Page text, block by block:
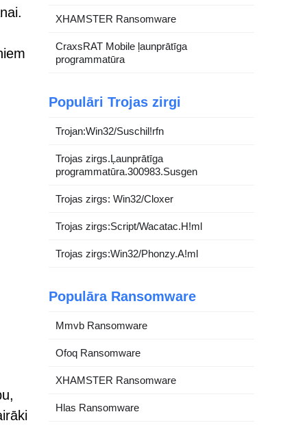
XHAMSTER Ransomware
CraxsRAT Mobile ļaunprātīga
programmatūra
Populāri Trojas zirgi
Trojan:Win32/Suschil!rfn
Trojas zirgs.Ļaunprātīga
programmatūra.300983.Susgen
Trojas zirgs: Win32/Cloxer
Trojas zirgs:Script/Wacatac.H!ml
Trojas zirgs:Win32/Phonzy.A!ml
Populāra Ransomware
Mmvb Ransomware
Ofoq Ransomware
XHAMSTER Ransomware
Hlas Ransomware